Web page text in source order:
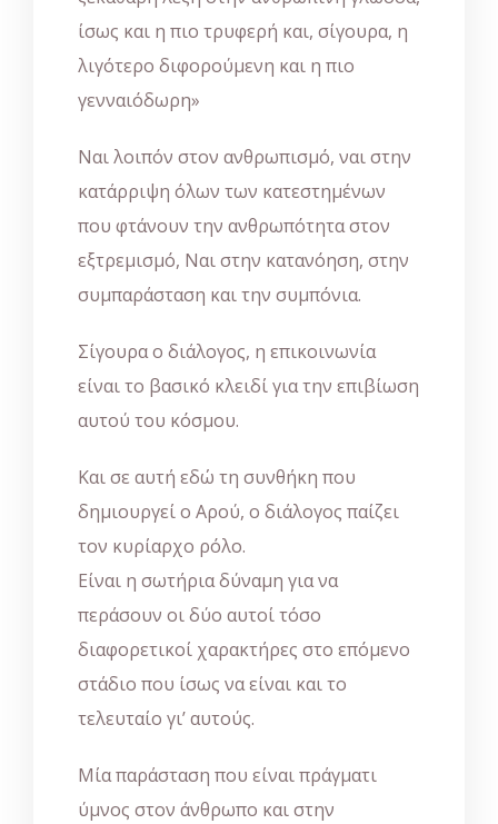
ίσως και η πιο τρυφερή και, σίγουρα, η
λιγότερο διφορούμενη και η πιο
γενναιόδωρη»
Ναι λοιπόν στον ανθρωπισμό, ναι στην
κατάρριψη όλων των κατεστημένων
που φτάνουν την ανθρωπότητα στον
εξτρεμισμό, Ναι στην κατανόηση, στην
συμπαράσταση και την συμπόνια.
Σίγουρα ο διάλογος, η επικοινωνία
είναι το βασικό κλειδί για την επιβίωση
αυτού του κόσμου.
Και σε αυτή εδώ τη συνθήκη που
δημιουργεί ο Αρού, ο διάλογος παίζει
τον κυρίαρχο ρόλο.
Είναι η σωτήρια δύναμη για να
περάσουν οι δύο αυτοί τόσο
διαφορετικοί χαρακτήρες στο επόμενο
στάδιο που ίσως να είναι και το
τελευταίο γι’ αυτούς.
Μία παράσταση που είναι πράγματι
ύμνος στον άνθρωπο και στην